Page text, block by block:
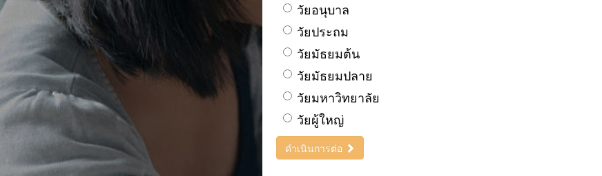
วัยอนุบาล
วัยประถม
วัยมัธยมต้น
วัยมัธยมปลาย
วัยมหาวิทยาลัย
วัยผู้ใหญ่
ดำเนินการต่อ